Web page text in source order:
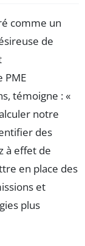
comme un
de
PME
témoigne : «
notre
des
à effet de
en place des
et
plus